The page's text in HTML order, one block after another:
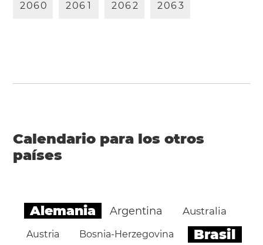
2060 206 1 2062 2063
Calendario para los otros
países
Alemania Argentina Australia
Austria Bosnia-Herzegovina Brasil